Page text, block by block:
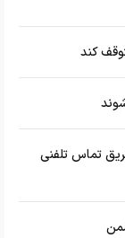
کند
تماس تلفنی